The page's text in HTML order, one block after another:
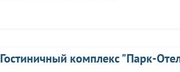
Гостиничный комплекс "Парк-